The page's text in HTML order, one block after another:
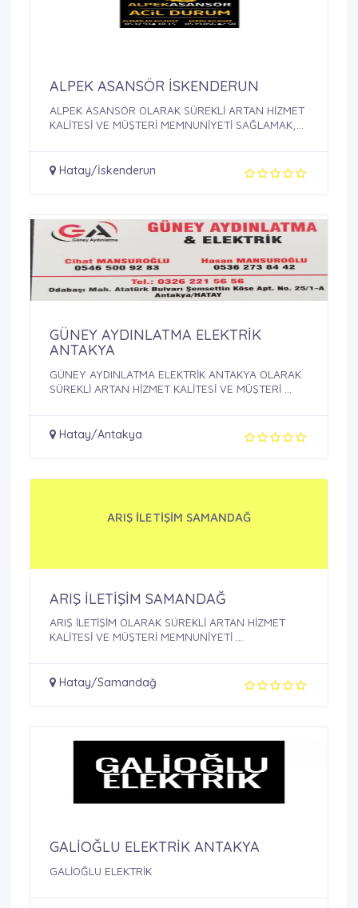
ALPEK ASANSÖR İSKENDERUN
ALPEK ASANSÖR OLARAK SÜREKLİ ARTAN HİZMET
KALİTESİ VE MÜŞTERİ MEMNUNİYETİ SAĞLAMAK,
Hatay/İskenderun
GÜNEY AYDINLATMA ELEKTRİK
ANTAKYA
GÜNEY AYDINLATMA ELEKTRİK ANTAKYA OLARAK
SÜREKLİ ARTAN HİZMET KALİTESİ VE MÜŞTERİ ...
Hatay/Antakya
ARIŞ İLETİŞİM SAMANDAĞ
ARIŞ İLETİŞİM SAMANDAĞ
ARIŞ İLETİŞİM OLARAK SÜREKLİ ARTAN HİZMET
KALİTESİ VE MÜŞTERİ MEMNUNİYETİ ...
Hatay/Samandağ
GALİOĞLU ELEKTRİK ANTAKYA
GALİOĞLU ELEKTRİK